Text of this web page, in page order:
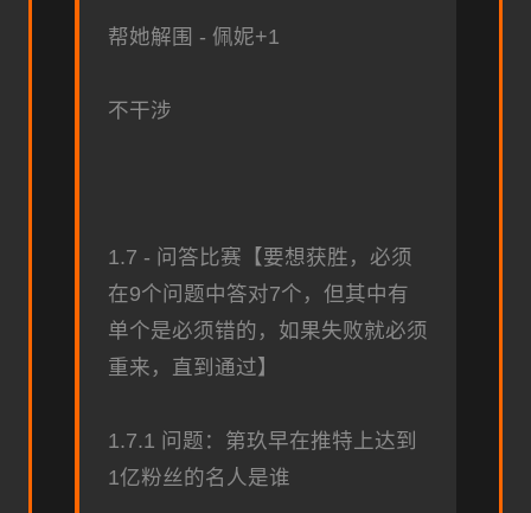
帮她解围 - 佩妮+1
不干涉
1.7 - 问答比赛【要想获胜，必须
在9个问题中答对7个，但其中有
单个是必须错的，如果失败就必须
重来，直到通过】
1.7.1 问题：第玖早在推特上达到
1亿粉丝的名人是谁